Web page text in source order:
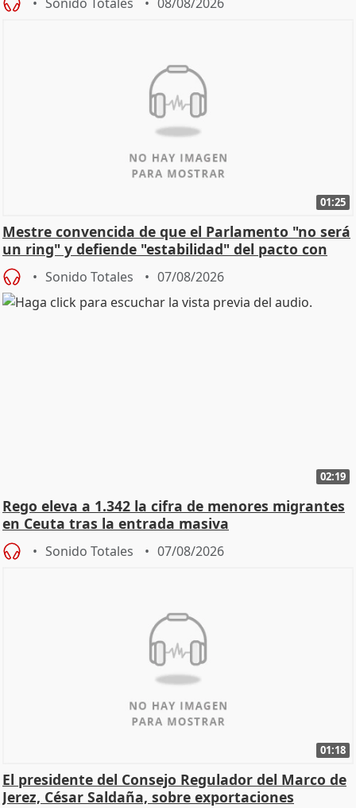
01:25
Mestre convencida de que el Parlamento "no será
un ring" y defiende "estabilidad" del pacto con
Vox
Sonido Totales 07/08/2026
02:19
Rego eleva a 1.342 la cifra de menores migrantes
en Ceuta tras la entrada masiva
Sonido Totales 07/08/2026
01:18
El presidente del Consejo Regulador del Marco de
Jerez, César Saldaña, sobre exportaciones